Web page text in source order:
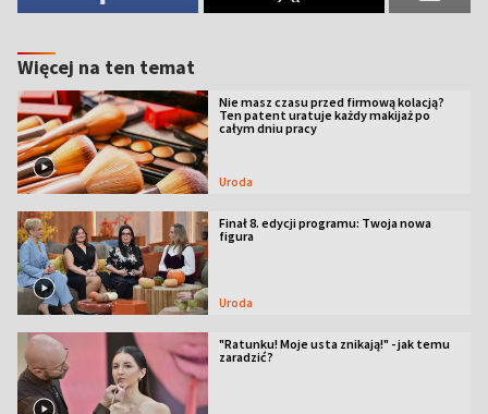
Więcej na ten temat
Nie masz czasu przed firmową kolacją?
Ten patent uratuje każdy makijaż po
całym dniu pracy
Uroda
Finał 8. edycji programu: Twoja nowa
figura
Uroda
"Ratunku! Moje usta znikają!" - jak temu
zaradzić?